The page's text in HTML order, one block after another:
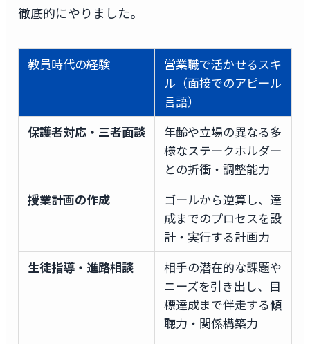
徹底的にやりました。
教員時代の経験
営業職で活かせるスキ
ル（面接でのアピール
言語）
保護者対応・三者面談
年齢や立場の異なる多
様なステークホルダー
との折衝・調整能力
授業計画の作成
ゴールから逆算し、達
成までのプロセスを設
計・実行する計画力
生徒指導・進路相談
相手の潜在的な課題や
ニーズを引き出し、目
標達成まで伴走する傾
聴力・関係構築力